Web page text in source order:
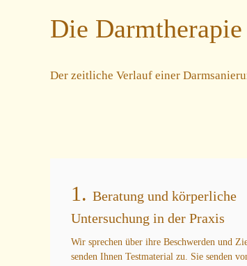
Die
Der zeitliche Verlauf einer
1. Beratung und körperliche
Untersuchung in der Praxis
Wir sprechen über ihre Beschwerden und
senden Ihnen Testmaterial zu. Sie senden